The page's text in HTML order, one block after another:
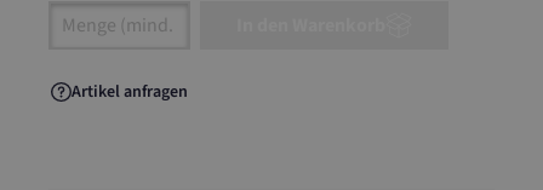
Artikel Anzahl: Gib den gewünschten Wert
Artikel anfragen